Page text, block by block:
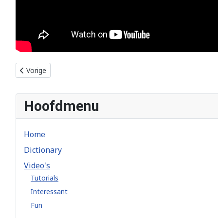
Vorig artikel: Another Polarizing Filter Bites The Dust... by Karl
Vorige
Hoofdmenu
Home
Dictionary
Video's
Tutorials
Interessant
Fun